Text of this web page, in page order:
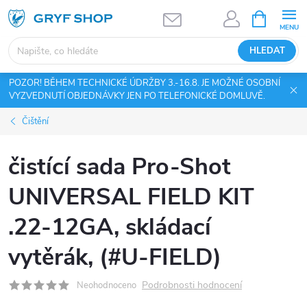
Přejít
na
obsah
HLEDAT
NÁKUPNÍ
KOŠÍK
POZOR! BĚHEM TECHNICKÉ ÚDRŽBY 3.-16.8. JE MOŽNÉ OSOBNÍ
VYZVEDNUTÍ OBJEDNÁVKY JEN PO TELEFONICKÉ DOMLUVĚ.
Čištění
čistící sada Pro-Shot
UNIVERSAL FIELD KIT
.22-12GA, skládací
vytěrák, (#U-FIELD)
Neohodnoceno Podrobnosti hodnocení